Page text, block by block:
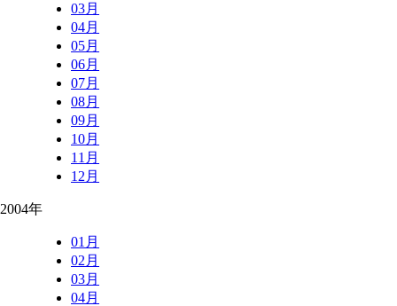
03月
04月
05月
06月
07月
08月
09月
10月
11月
12月
2004年
01月
02月
03月
04月